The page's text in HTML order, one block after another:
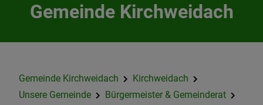
Gemeinde Kirchweidach
Gemeinde Kirchweidach
Kirchweidach
Unsere Gemeinde
Bürgermeister & Gemeinderat